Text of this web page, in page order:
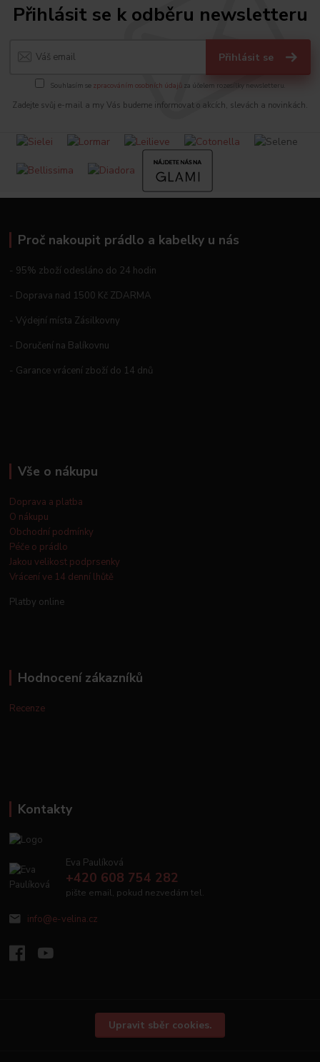
Přihlásit se k odběru newsletteru
Přihlásit se
Souhlasím se zpracováním osobních údajů za účelem rozesílky newsletteru.
Zadejte svůj e-mail a my Vás budeme informovat o akcích, slevách a novinkách.
Proč nakoupit prádlo a kabelky u nás
- 95% zboží odesláno do 24 hodin
- Doprava nad 1500 Kč ZDARMA
- Výdejní místa Zásilkovny
- Doručení na Balíkovnu
- Garance vrácení zboží do 14 dnů
Vše o nákupu
Doprava a platba
O nákupu
Obchodní podmínky
Péče o prádlo
Jakou velikost podprsenky
Vrácení ve 14 denní lhůtě
Platby online
Hodnocení zákazníků
Recenze
Kontakty
Eva Paulíková
+420 608 754 282
pište email, pokud nezvedám tel.
info@e-velina.cz
Upravit sběr cookies.